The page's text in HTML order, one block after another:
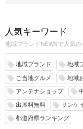
人気キーワード
地域ブランドNEWSで人気の
local_offer 地域ブランド local_offer 地域
local_offer ご当地グルメ local_offer 地域
local_offer アンテナショップ local_offer
local_offer 出展料無料 local_offer サンケ
local_offer 都道府県ランキング